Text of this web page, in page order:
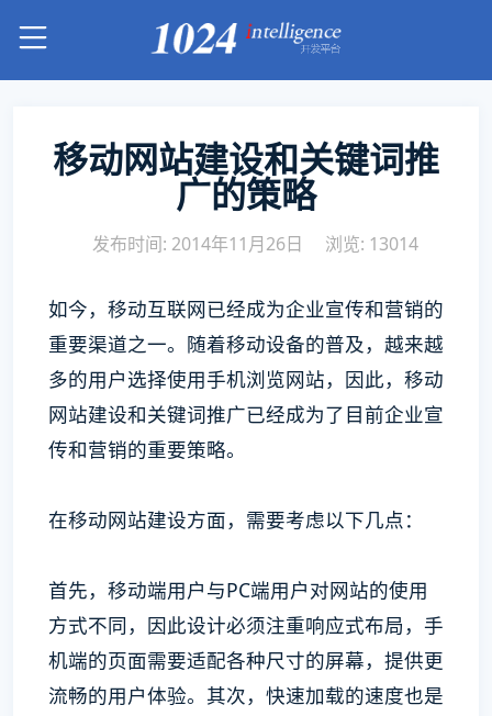
移动网站建设和关键词推
广的策略
发布时间: 2014年11月26日 浏览: 13014
如今，移动互联网已经成为企业宣传和营销的
重要渠道之一。随着移动设备的普及，越来越
多的用户选择使用手机浏览网站，因此，移动
网站建设和关键词推广已经成为了目前企业宣
传和营销的重要策略。
在移动网站建设方面，需要考虑以下几点：
首先，移动端用户与PC端用户对网站的使用
方式不同，因此设计必须注重响应式布局，手
机端的页面需要适配各种尺寸的屏幕，提供更
流畅的用户体验。其次，快速加载的速度也是